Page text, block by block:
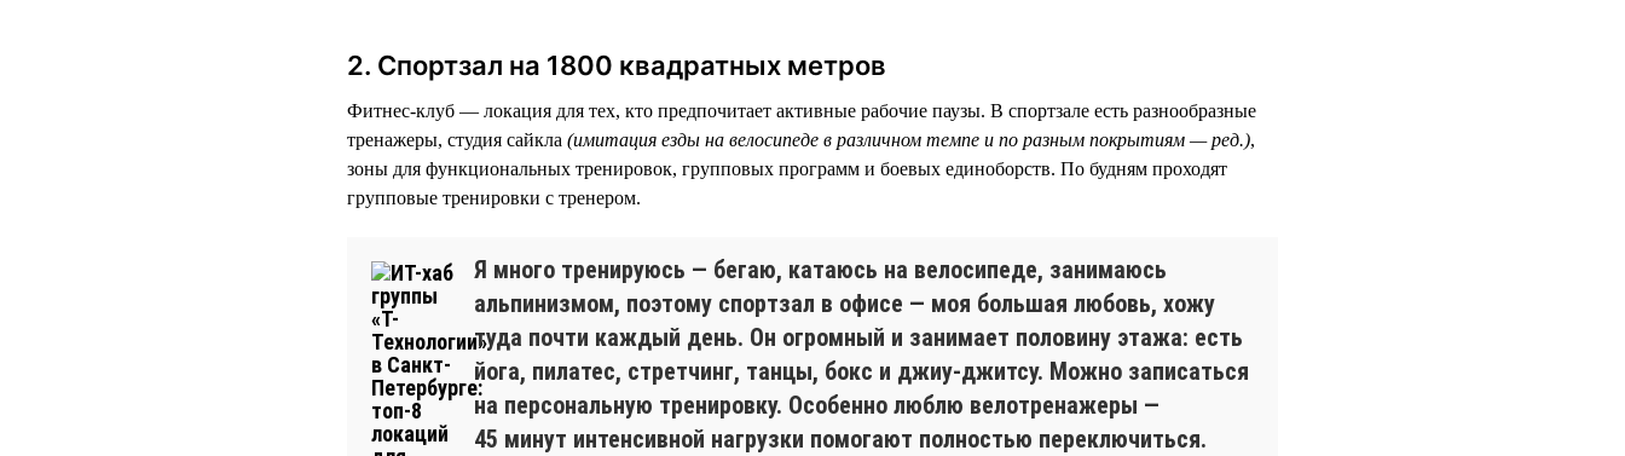
2. Спортзал на 1800 квадратных метров
Фитнес-клуб — локация для тех, кто предпочитает активные рабочие паузы. В спортзале есть разнообразные
тренажеры, студия сайкла (имитация езды на велосипеде в различном темпе и по разным покрытиям — ред.),
зоны для функциональных тренировок, групповых программ и боевых единоборств. По будням проходят
групповые тренировки с тренером.
Я много тренируюсь — бегаю, катаюсь на велосипеде, занимаюсь
альпинизмом, поэтому спортзал в офисе — моя большая любовь, хожу
туда почти каждый день. Он огромный и занимает половину этажа: есть
йога, пилатес, стретчинг, танцы, бокс и джиу-джитсу. Можно записаться
на персональную тренировку. Особенно люблю велотренажеры —
45 минут интенсивной нагрузки помогают полностью переключиться.